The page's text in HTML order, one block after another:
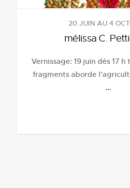
20 JUIN AU 4
mélissa C.
Vernissage: 19 juin dès 17
fragments aborde
...